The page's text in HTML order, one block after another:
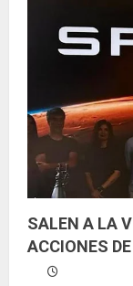
d
o
SALEN A LA
ACCIONES